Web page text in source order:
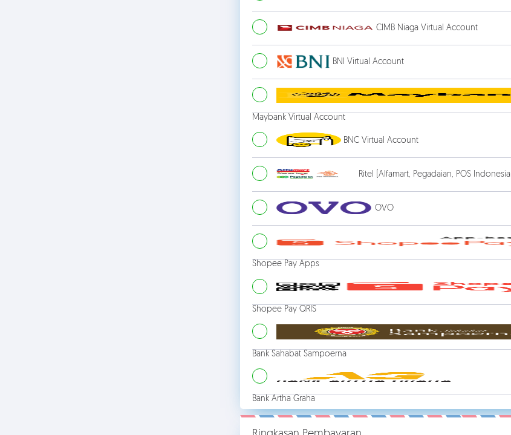
CIMB Niaga Virtual Account
BNI Virtual Account
Maybank Virtual Account
BNC Virtual Account
Ritel (Alfamart, Pegadaian, POS Indonesia)
OVO
Shopee Pay Apps
Shopee Pay QRIS
Bank Sahabat Sampoerna
Bank Artha Graha